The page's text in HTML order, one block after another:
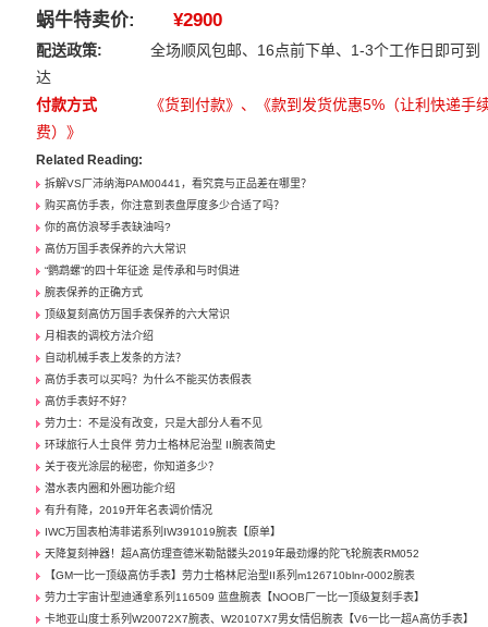
蜗牛特卖价: ¥2900
配送政策:
全场顺风包邮、16点前下单、1-3个工作日即可到
达
付款方式
《货到付款》、《款到发货优惠5%（让利快递手
费）》
Related Reading:
拆解VS厂沛纳海PAM00441，看究竟与正品差在哪里？
购买高仿手表，你注意到表盘厚度多少合适了吗？
你的高仿浪琴手表缺油吗?
高仿万国手表保养的六大常识
“鹦鹉螺”的四十年征途 是传承和与时俱进
腕表保养的正确方式
顶级复刻高仿万国手表保养的六大常识
月相表的调校方法介绍
自动机械手表上发条的方法？
高仿手表可以买吗？为什么不能买仿表假表
高仿手表好不好？
劳力士：不是没有改变，只是大部分人看不见
环球旅行人士良伴 劳力士格林尼治型 II腕表简史
关于夜光涂层的秘密，你知道多少？
潜水表内圈和外圈功能介绍
有升有降，2019开年名表调价情况
IWC万国表柏涛菲诺系列IW391019腕表【原单】
天降复刻神器！超A高仿理查德米勒骷髅头2019年最劲爆的陀飞轮腕表RM052
【GM一比一顶级高仿手表】劳力士格林尼治型II系列m126710blnr-0002腕表
劳力士宇宙计型迪通拿系列116509 蓝盘腕表【NOOB厂一比一顶级复刻手表】
卡地亚山度士系列W20072X7腕表、W20107X7男女情侣腕表【V6一比一超A高仿手表】